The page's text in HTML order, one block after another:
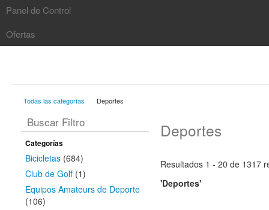
Todas las categorías Deportes
Buscar Filtro
Categorías
Bicicletas (684)
Club de Golf (1)
Equipos Amateurs de Deporte
(106)
Deportes
Resultados 1 - 20 de 1317
'Deportes'
Panel de Control
Ofertas